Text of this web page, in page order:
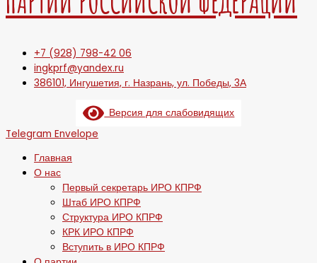
+7 (928) 798-42 06
ingkprf@yandex.ru
386101, Ингушетия, г. Назрань, ул. Победы, 3А
Версия для слабовидящих
Telegram Envelope
Главная
О нас
Первый секретарь ИРО КПРФ
Штаб ИРО КПРФ
Структура ИРО КПРФ
КРК ИРО КПРФ
Вступить в ИРО КПРФ